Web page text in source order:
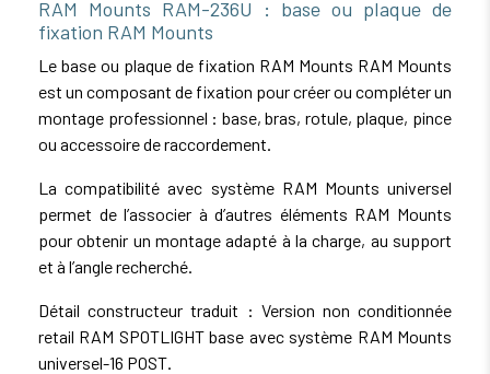
RAM Mounts RAM-236U : base ou plaque de
fixation RAM Mounts
Le base ou plaque de fixation RAM Mounts RAM Mounts
est un composant de fixation pour créer ou compléter un
montage professionnel : base, bras, rotule, plaque, pince
ou accessoire de raccordement.
La compatibilité avec système RAM Mounts universel
permet de l’associer à d’autres éléments RAM Mounts
pour obtenir un montage adapté à la charge, au support
et à l’angle recherché.
Détail constructeur traduit : Version non conditionnée
retail RAM SPOTLIGHT base avec système RAM Mounts
universel-16 POST.